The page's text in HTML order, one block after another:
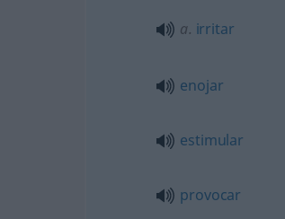
a. irritar
enojar
estimular
provocar